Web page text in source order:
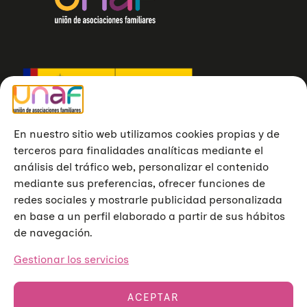
En nuestro sitio web utilizamos cookies propias y de
terceros para finalidades analíticas mediante el
análisis del tráfico web, personalizar el contenido
mediante sus preferencias, ofrecer funciones de
redes sociales y mostrarle publicidad personalizada
en base a un perfil elaborado a partir de sus hábitos
de navegación.
Gestionar los servicios
ACEPTAR